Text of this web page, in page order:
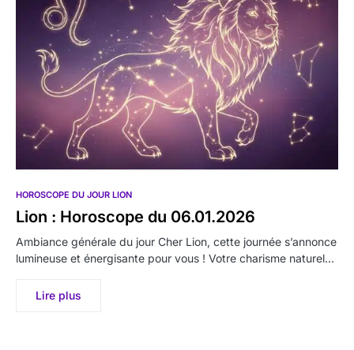
HOROSCOPE DU JOUR LION
Lion : Horoscope du 06.01.2026
Ambiance générale du jour Cher Lion, cette journée s’annonce
lumineuse et énergisante pour vous ! Votre charisme naturel…
Lire plus